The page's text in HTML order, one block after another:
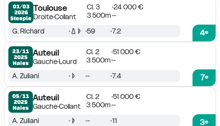
01/03
2026
Steeple
Toulouse
DroiteCollant
Cl. 3
24 000 €
3 500m -
4e
G. Richard 59 7.2
23/11
2025
Haies
Auteuil
GaucheLourd
Cl. 2
51 000 €
3 500m -
7e
A. Zuliani - 7.4
05/11
2025
Haies
Auteuil
GaucheCollant
Cl. 2
51 000 €
3 500m -
3e
A. Zuliani - 11